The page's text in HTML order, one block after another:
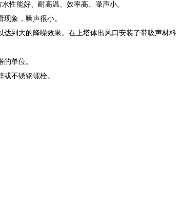
性能好、耐高温、效率高、噪声小。
象，噪声很小。
达到大的降噪效果。在上塔体出风口安装了带吸声材料
单位。
不锈钢螺栓。